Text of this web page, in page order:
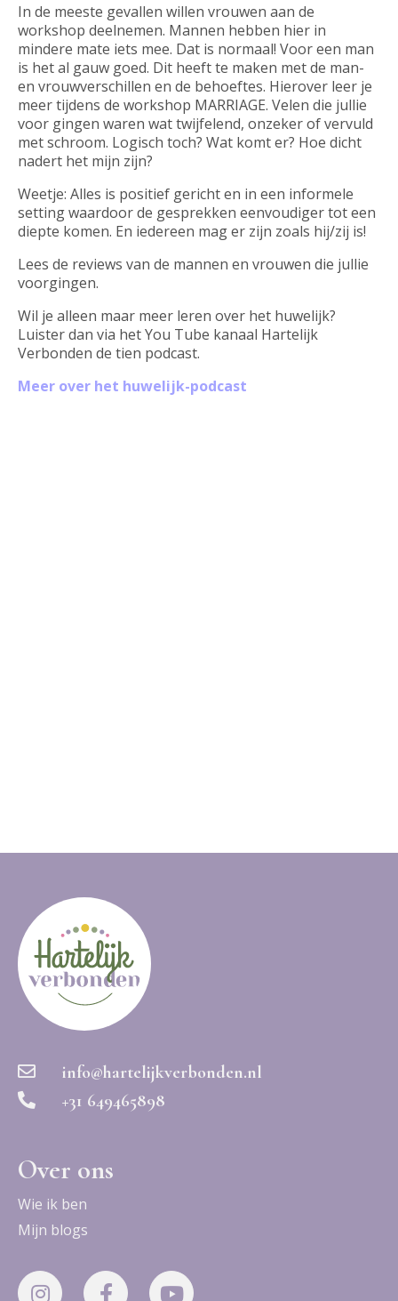
In de meeste gevallen willen vrouwen aan de
workshop deelnemen. Mannen hebben hier in
mindere mate iets mee. Dat is normaal! Voor een man
is het al gauw goed. Dit heeft te maken met de man-
en vrouwverschillen en de behoeftes. Hierover leer je
meer tijdens de workshop MARRIAGE. Velen die jullie
voor gingen waren wat twijfelend, onzeker of vervuld
met schroom. Logisch toch? Wat komt er? Hoe dicht
nadert het mijn zijn?
Weetje: Alles is positief gericht en in een informele
setting waardoor de gesprekken eenvoudiger tot een
diepte komen. En iedereen mag er zijn zoals hij/zij is!
Lees de reviews van de mannen en vrouwen die jullie
voorgingen.
Wil je alleen maar meer leren over het huwelijk?
Luister dan via het You Tube kanaal Hartelijk
Verbonden de tien podcast.
Meer over het huwelijk-podcast
info@hartelijkverbonden.nl
+31 649465898
Over ons
Wie ik ben
Mijn blogs